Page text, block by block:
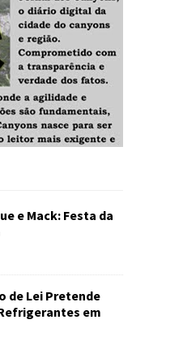
e Mack: Festa da
de Lei Pretende
em